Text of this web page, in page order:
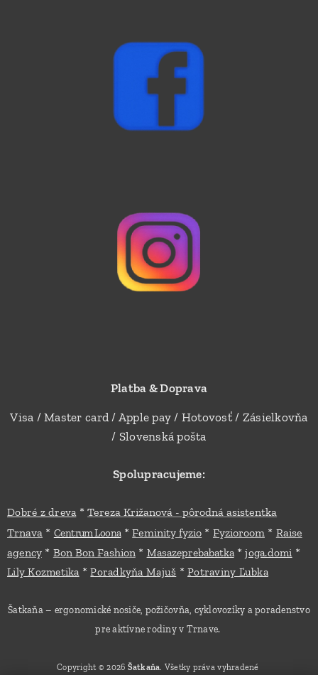
Platba & Doprava
Visa / Master card / Apple pay / Hotovosť / Zásielkovňa
/ Slovenská pošta
Spolupracujeme:
Dobré z dreva*Tereza Križanová - pôrodná asistentka
Trnava * Centrum Loona *Feminity fyzio * Fyzioroom* Raise
agency * Bon Bon Fashion* Masazeprebabatka*joga.domi *
Lily Kozmetika*Poradkyňa Majuš *Potraviny Ľubka
Šatkaňa – ergonomické nosiče, požičovňa, cyklovozíky a poradenstvo
pre aktívne rodiny v Trnave.
Copyright © 2026 Šatkaňa. Všetky práva vyhradené